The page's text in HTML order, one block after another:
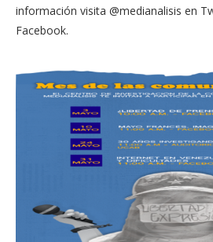
información visita @medianalisis en
Facebook.